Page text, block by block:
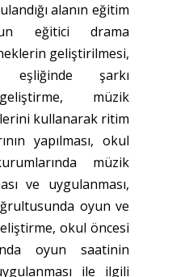
alanın eğitim
eğitici drama
geliştirilmesi,
şarkı
geliştirme, müzik
kullanarak ritim
yapılması, okul
müzik
ve uygulanması,
oyun ve
okul öncesi
oyun saatinin
ile ilgili